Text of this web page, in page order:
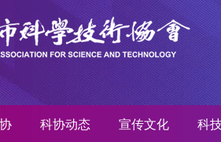
科协动态 宣传文化 科